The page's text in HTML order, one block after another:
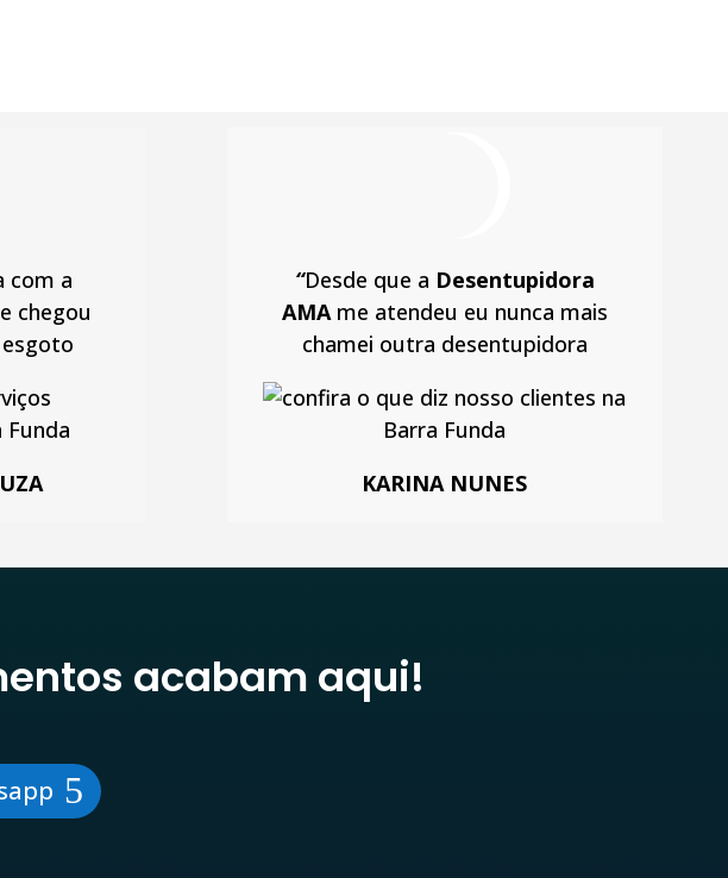
com a
chegou
“Desde que a Desentupidora
AMAme atendeu eu nunca mais
chamei outra desentupidora
KARINA NUNES
acabam aqui!